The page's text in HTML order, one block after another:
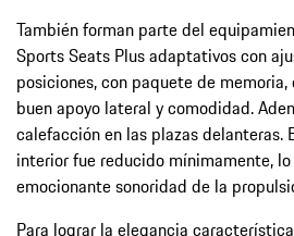
También forman parte del
Sports Seats Plus adaptativos con
posiciones, con paquete de
buen apoyo lateral y comodidad.
calefacción en las plazas delanteras.
interior fue reducido mínimamente,
emocionante sonoridad de la
Para lograr la elegancia